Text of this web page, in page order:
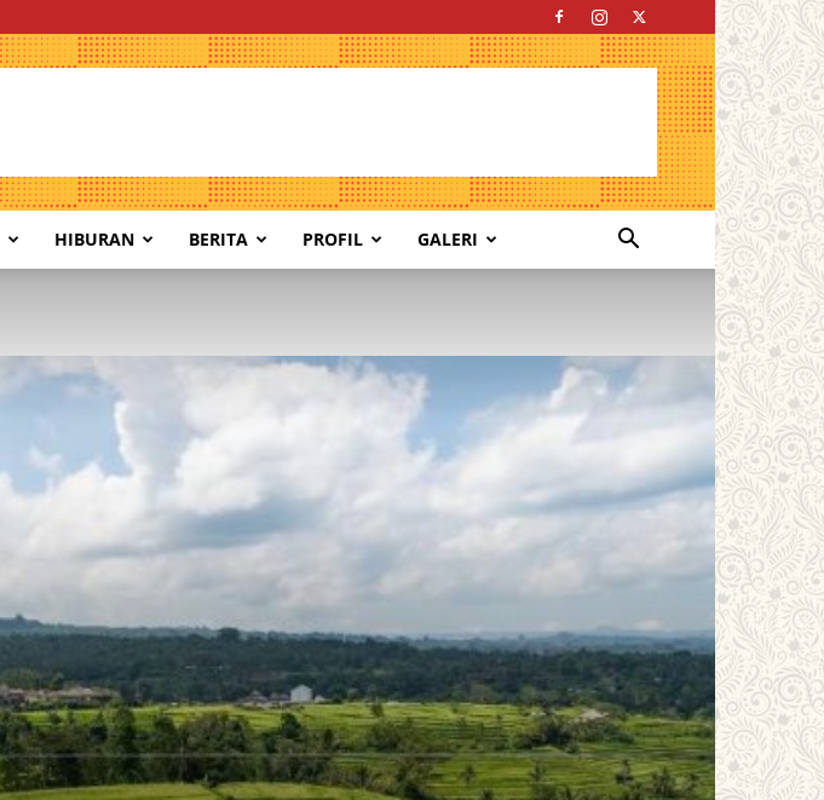
HIBURAN BERITA PROFIL GALERI